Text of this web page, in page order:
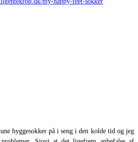
hyggesokker på i seng i den kolde tid og jeg